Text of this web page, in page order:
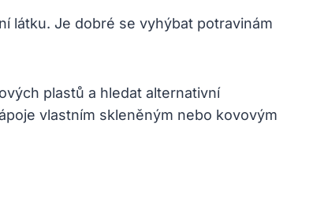
látku. Je dobré se vyhýbat potravinám
plastů a hledat alternativní
vlastním skleněným nebo kovovým